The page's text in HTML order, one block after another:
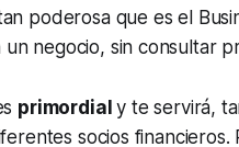
poderosa que es el
negocio, sin consultar
primordialy te servirá,
socios financieros.